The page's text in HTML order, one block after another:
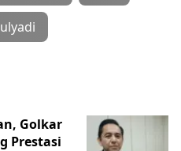
Golkar
Prestasi